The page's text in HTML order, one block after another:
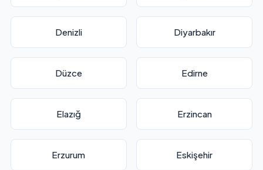
Denizli Diyarbakır
Düzce Edirne
Elazığ Erzincan
Erzurum Eskişehir